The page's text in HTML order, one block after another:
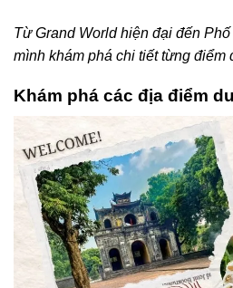
Từ Grand World hiện đại đến
mình khám phá chi tiết từng điểm
Khám phá các địa điểm